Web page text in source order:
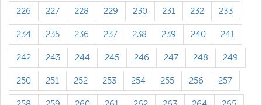
226 227 228 229 230 231 232 233
234 235 236 237 238 239 240 241
242 243 244 245 246 247 248 249
250 251 252 253 254 255 256 257